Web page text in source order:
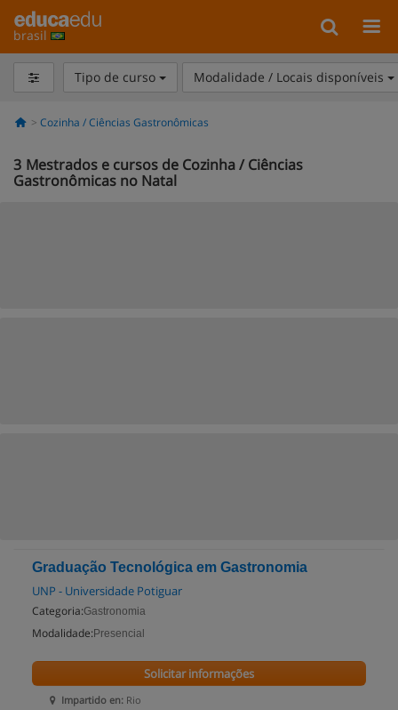
brasil
Tipo de curso Modalidade / Locais disponíveis
Cozinha / Ciências Gastronômicas
3 Mestrados e cursos de Cozinha / Ciências
Gastronômicas no Natal
Graduação Tecnológica em Gastronomia
UNP - Universidade Potiguar
Categoria:Gastronomia
Modalidade: Presencial
Impartido en: Rio
Solicitar informações